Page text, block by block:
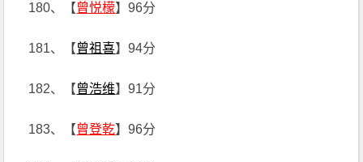
180、【曾悦檬】96分
181、【曾祖喜】94分
182、【曾浩维】91分
183、【曾登乾】96分